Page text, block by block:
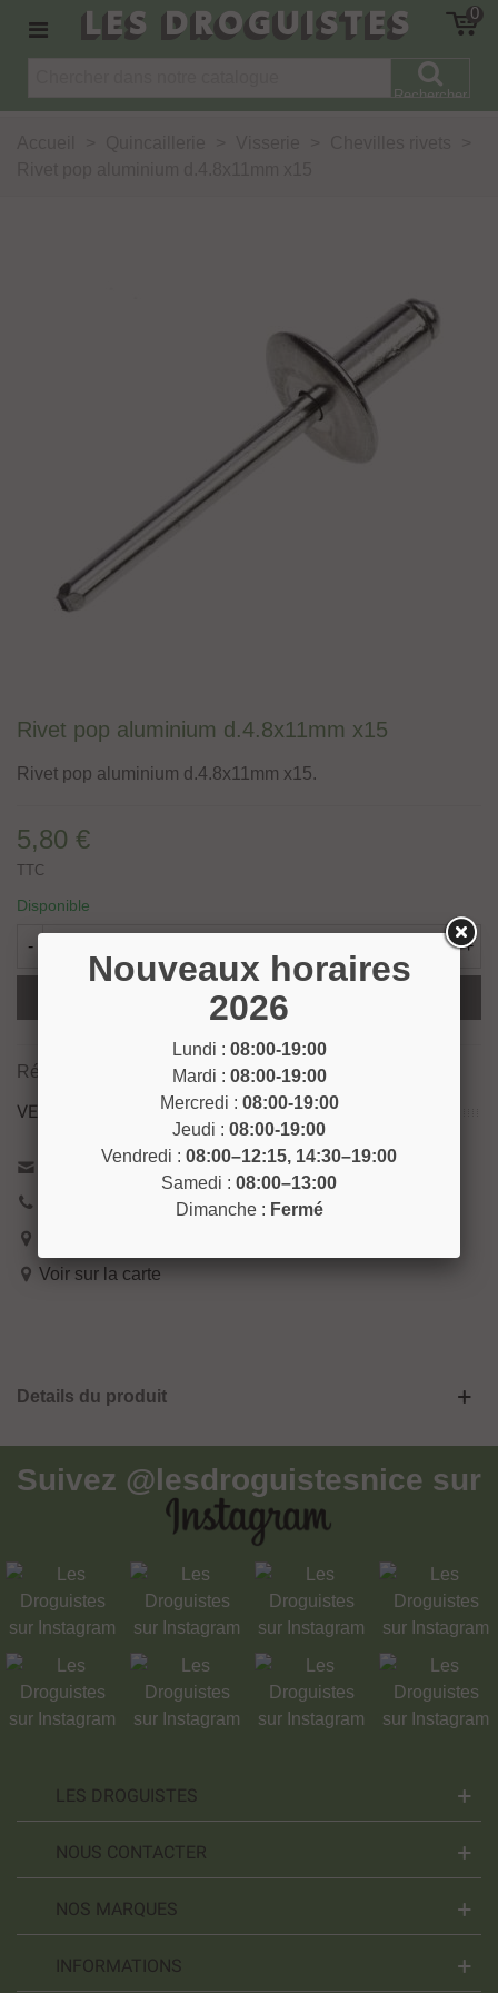
LES DROGUISTES 0
Rechercher
Rivet pop aluminium d.4.8x11mm x15
Rivet pop aluminium d.4.8x11mm x15.
5,80 €
TTC
Disponible
- +
Ajouter Au Panier
Référence:
VENEZ NOUS RENCONTRER !
Contactez-nous
Voir sur la carte
Details du produit
Suivez @lesdroguistesnice sur
LES DROGUISTES
NOUS CONTACTER
NOS MARQUES
INFORMATIONS
Nouveaux horaires
2026
Lundi : 08:00-19:00
Mardi : 08:00-19:00
Mercredi : 08:00-19:00
Jeudi : 08:00-19:00
Vendredi : 08:00–12:15, 14:30–19:00
Samedi : 08:00–13:00
Dimanche : Fermé